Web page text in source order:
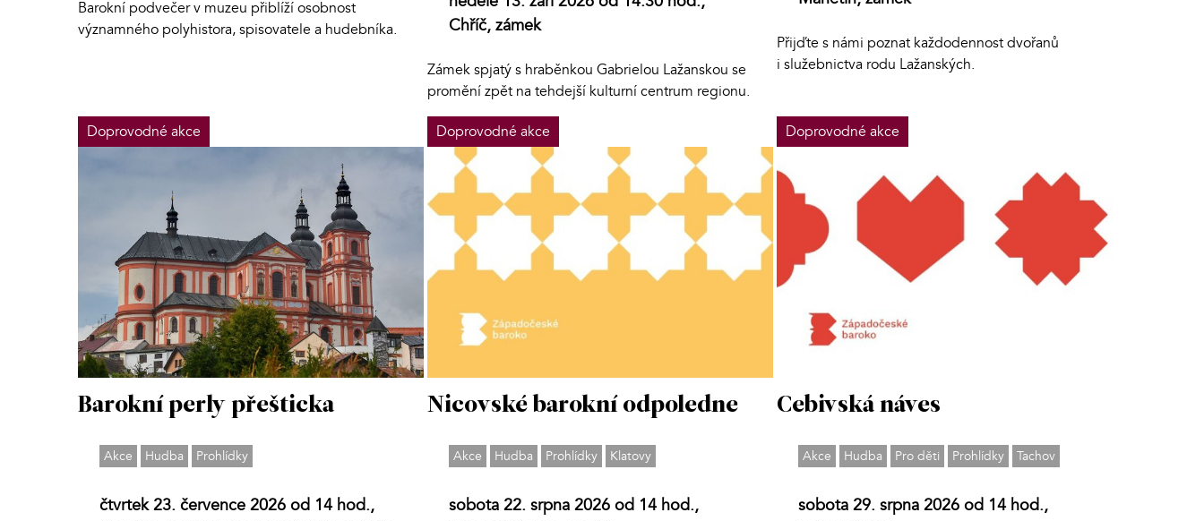
Barokní podvečer v muzeu přiblíží osobnost
významného polyhistora, spisovatele a hudebníka.
Chříč, zámek
Zámek spjatý s hraběnkou Gabrielou Lažanskou se
promění zpět na tehdejší kulturní centrum regionu.
Přijďte s námi poznat každodennost dvořanů
i služebnictva rodu Lažanských.
Doprovodné akce
Barokní perly přešticka
Akce Hudba Prohlídky
čtvrtek 23. července 2026 od 14 hod.,
Doprovodné akce
Nicovské barokní odpoledne
Akce Hudba Prohlídky Klatovy
sobota 22. srpna 2026 od 14 hod.,
Doprovodné akce
Cebivská náves
Akce Hudba Pro děti Prohlídky Tachov
sobota 29. srpna 2026 od 14 hod.,